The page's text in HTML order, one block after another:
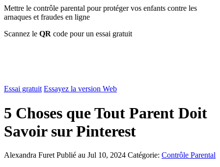
Mettre le contrôle parental pour protéger vos enfants contre les
arnaques et fraudes en ligne
Scannez le QR code pour un essai gratuit
Essai gratuit Essayez la version Web
5 Choses que Tout Parent Doit
Savoir sur Pinterest
Alexandra Furet Publié au Jul 10, 2024 Catégorie: Contrôle Parental